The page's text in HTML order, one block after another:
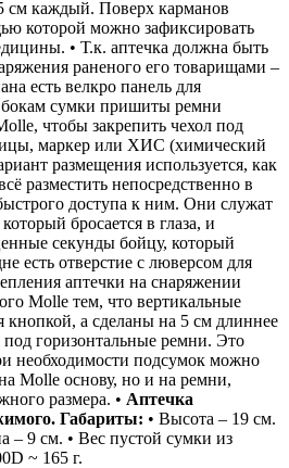
см каждый. Поверх карманов
которой можно зафиксировать
• Т.к. аптечка должна быть
раненого его товарищами –
есть велкро панель для
сумки пришиты ремни
чтобы закрепить чехол под
маркер или ХИС (химический
размещения используется, как
разместить непосредственно в
доступа к ним. Они служат
бросается в глаза, и
секунды бойцу, который
есть отверстие с люверсом для
аптечки на снаряжении
Molle тем, что вертикальные
кнопкой, а сделаны на 5 см длиннее
под горизонтальные ремни. Это
необходимости подсумок можно
Molle основу, но и на ремни,
размера. • Аптечка
Габариты: • Высота – 19 см.
– 9 см. • Вес пустой сумки из
~ 165 г.